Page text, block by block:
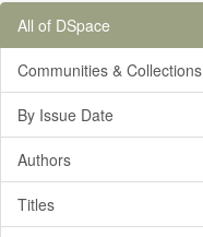
All of DSpace
Communities & Collections
By Issue Date
Authors
Titles